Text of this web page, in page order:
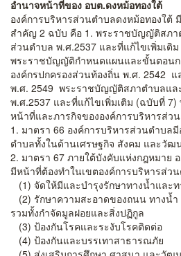
อำนาจหน้าที่ของ อบต.ดงหม้อทองใต้
องค์การบริหารส่วนตำบลดงหม้อทองใต้
สำคัญ 2 ฉบับ คือ 1. พระราชบัญญัติสภา
ส่วนตำบล พ.ศ.2537 และที่แก้ไขเพิ่มเติ
พระราชบัญญัติกำหนดแผนและขั้นตอนก
องค์กรปกครองส่วนท้องถิ่น พ.ศ. 2542
พ.ศ. 2549 พระราชบัญญัติสภาตำบลแล
พ.ศ.2537 และที่แก้ไขเพิ่มเติม (ฉบับที่
หน้าที่และภารกิจขององค์การบริหารส่ว
1. มาตรา 66 องค์การบริหารส่วนตำบ
ตำบลทั้งในด้านเศรษฐกิจ สังคม และวัฒ
2. มาตรา 67 ภายใต้บังคับแห่งกฎหมาย
มีหน้าที่ต้องทำในเขตองค์การบริหารส่ว
(1) จัดให้มีและบำรุงรักษาทางน้ำและ
(2) รักษาความสะอาดของถนน ทางน้
รวมทั้งกำจัดมูลฝอยและสิ่งปฏิกูล
(3) ป้องกันโรคและระงับโรคติดต่อ
(4) ป้องกันและบรรเทาสาธารณภัย